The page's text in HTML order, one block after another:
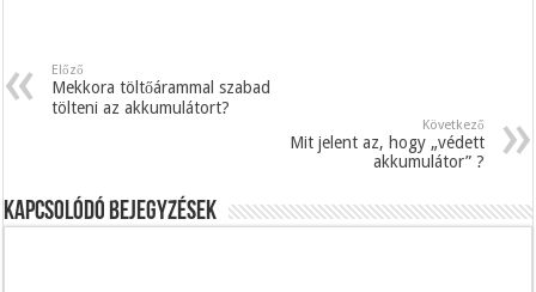
Előző
Mekkora töltőárammal szabad
tölteni az akkumulátort?
Következő
Mit jelent az, hogy „védett
akkumulátor” ?
Kapcsolódó bejegyzések